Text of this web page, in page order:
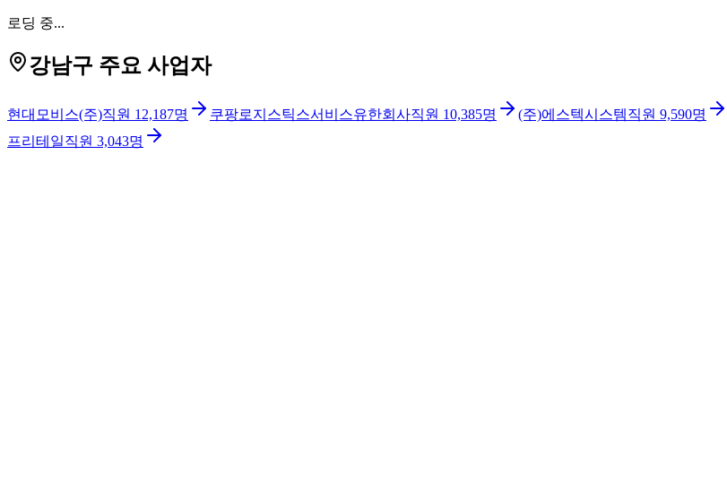
로딩 중...
강남구 주요 사업자
현대모비스(주)직원 12,187명 쿠팡로지스틱스서비스유한회사직원 10,385명 (주)에스텍시스템직원 9,590명
프리테일직원 3,043명